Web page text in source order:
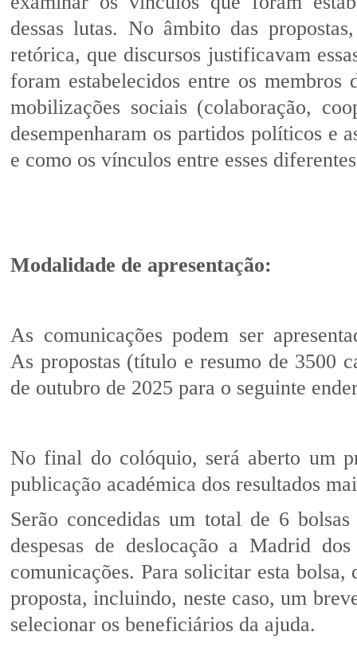
dessas lutas. No âmbito das
retórica, que discursos justificavam
foram estabelecidos entre os membros
mobilizações sociais (colaboração,
desempenharam os partidos políticos e
e como os vínculos entre esses
Modalidade de apresentação:
As comunicações podem ser
As propostas (título e resumo de 3500
de outubro de 2025 para o seguinte
No final do colóquio, será aberto um
publicação académica dos resultados
Serão concedidas um total de 6
despesas de deslocação a Madrid
comunicações. Para solicitar esta
proposta, incluindo, neste caso, um
selecionar os beneficiários da ajuda.